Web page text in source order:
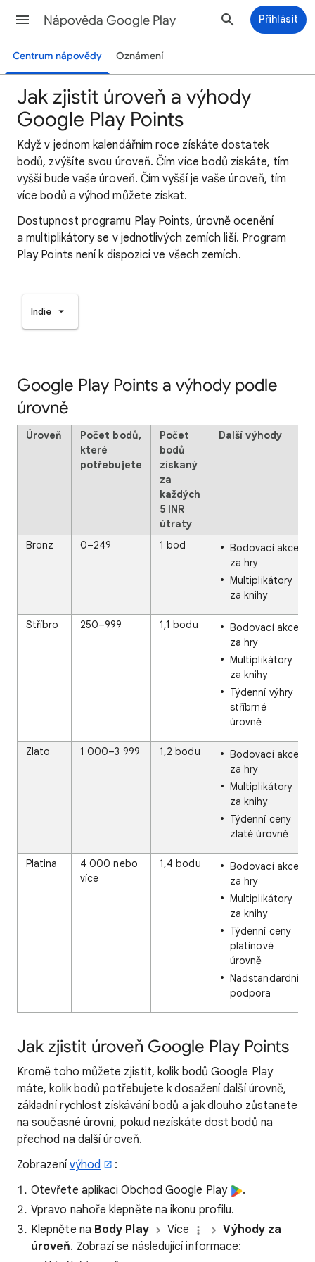
Nápověda Google Play Přihlásit
Centrum nápovědy Oznámení
Jak zjistit úroveň a výhody
Google Play Points
Když v jednom kalendářním roce získáte dostatek
bodů, zvýšíte svou úroveň. Čím více bodů získáte, tím
vyšší bude vaše úroveň. Čím vyšší je vaše úroveň, tím
více bodů a výhod můžete získat.
Dostupnost programu Play Points, úrovně ocenění
a multiplikátory se v jednotlivých zemích liší. Program
Play Points není k dispozici ve všech zemích.
Indie
Google Play Points a výhody podle
úrovně
Úroveň
Počet bodů,
které
potřebujete
Počet
bodů
získaný
za
každých
5 INR
útraty
Další výhody
Bronz 0–249 1 bod
Bodovací akce
za hry
Multiplikátory
za knihy
Stříbro 250–999 1,1 bodu
Bodovací akce
za hry
Multiplikátory
za knihy
Týdenní výhry
stříbrné
úrovně
Zlato 1 000–3 999 1,2 bodu
Bodovací akce
za hry
Multiplikátory
za knihy
Týdenní ceny
zlaté úrovně
Platina
4 000 nebo
více
1,4 bodu
Bodovací akce
za hry
Multiplikátory
za knihy
Týdenní ceny
platinové
úrovně
Nadstandardní
podpora
Jak zjistit úroveň Google Play Points
Kromě toho můžete zjistit, kolik bodů Google Play
máte, kolik bodů potřebujete k dosažení další úrovně,
základní rychlost získávání bodů a jak dlouho zůstanete
na současné úrovni, pokud nezískáte dost bodů na
přechod na další úroveň.
Zobrazení výhod
:
Otevřete aplikaci Obchod Google Play
.
Vpravo nahoře klepněte na ikonu profilu.
Klepněte na Body Play Více
Výhody za
úroveň. Zobrazí se následující informace: